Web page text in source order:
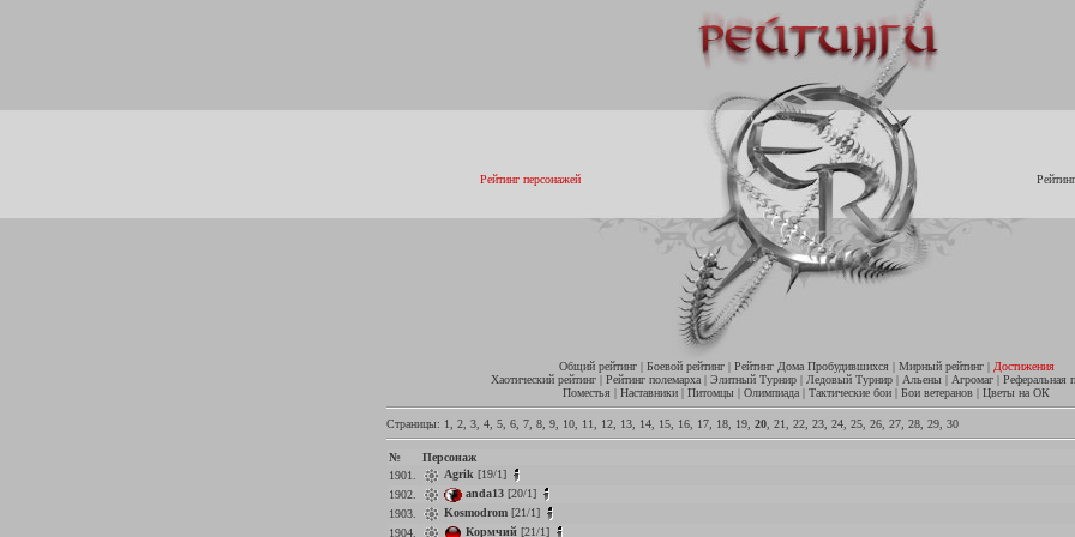
Рейтинг персонажей
Общий рейтинг| Боевой рейтинг| Рейтинг Дома Пробудившихся | Мирный рейтинг| Достижения
Хаотический рейтинг| Рейтинг полемарха| Элитный Турнир| Ледовый Турнир| Альены| Агромаг| Реферальная
Поместья | Наставники | Питомцы | Олимпиада | Тактические бои | Бои ветеранов | Цветы на ОК
Страницы: 1 2 3 4 5 6 7 8 9 10 11 12 13 14 15 16 17 18 19 20 21 22 23 24 25 26 27 28 29 30
№ Персонаж
1901.
Agrik [19/1]
1902.
anda13 [20/1]
1903.
Kosmodrom [21/1]
1904.
Кормчий [21/1]